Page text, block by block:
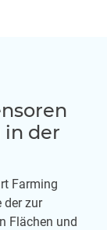
der
Farming
der zur
Flächen und